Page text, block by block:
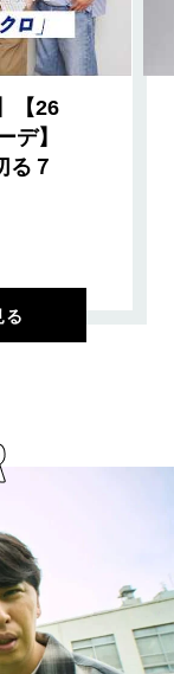
【26
デ】
る７
る